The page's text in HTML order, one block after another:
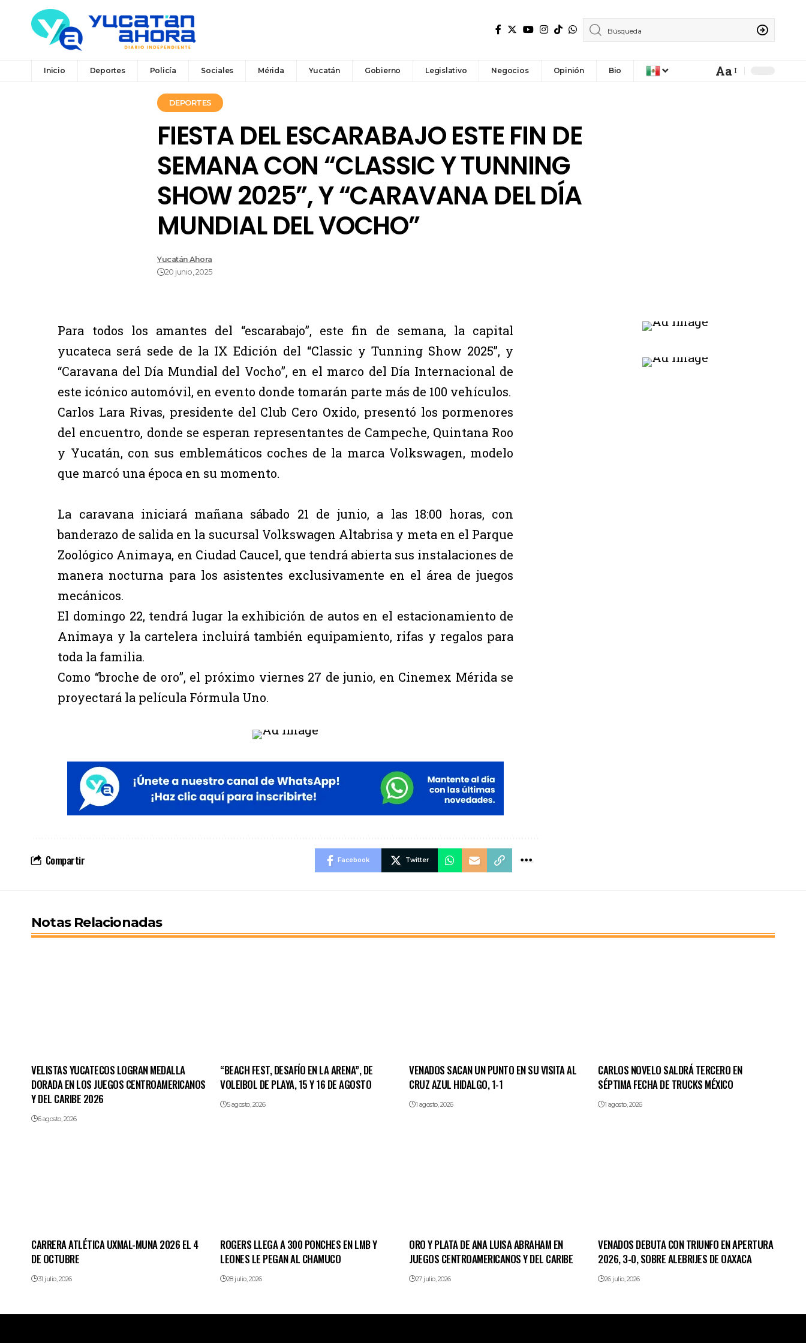
Inicio Deportes Policía Sociales Mérida Yucatán Gobierno Legislativo Negocios Opinión Bio Aa
DEPORTES
FIESTA DEL ESCARABAJO ESTE FIN DE
SEMANA CON “CLASSIC Y TUNNING
SHOW 2025”, Y “CARAVANA DEL DÍA
MUNDIAL DEL VOCHO”
Yucatán Ahora
20 junio, 2025
Para todos los amantes del “escarabajo”, este fin de semana, la capital
yucateca será sede de la IX Edición del “Classic y Tunning Show 2025”, y
“Caravana del Día Mundial del Vocho”, en el marco del Día Internacional de
este icónico automóvil, en evento donde tomarán parte más de 100 vehículos.
Carlos Lara Rivas, presidente del Club Cero Oxido, presentó los pormenores
del encuentro, donde se esperan representantes de Campeche, Quintana Roo
y Yucatán, con sus emblemáticos coches de la marca Volkswagen, modelo
que marcó una época en su momento.
La caravana iniciará mañana sábado 21 de junio, a las 18:00 horas, con
banderazo de salida en la sucursal Volkswagen Altabrisa y meta en el Parque
Zoológico Animaya, en Ciudad Caucel, que tendrá abierta sus instalaciones de
manera nocturna para los asistentes exclusivamente en el área de juegos
mecánicos.
El domingo 22, tendrá lugar la exhibición de autos en el estacionamiento de
Animaya y la cartelera incluirá también equipamiento, rifas y regalos para
toda la familia.
Como “broche de oro”, el próximo viernes 27 de junio, en Cinemex Mérida se
proyectará la película Fórmula Uno.
Compartir Facebook Twitter
Notas Relacionadas
VELISTAS YUCATECOS LOGRAN MEDALLA
DORADA EN LOS JUEGOS CENTROAMERICANOS
Y DEL CARIBE 2026
6 agosto, 2026
“BEACH FEST, DESAFÍO EN LA ARENA”, DE
VOLEIBOL DE PLAYA, 15 Y 16 DE AGOSTO
5 agosto, 2026
VENADOS SACAN UN PUNTO EN SU VISITA AL
CRUZ AZUL HIDALGO, 1-1
1 agosto, 2026
CARLOS NOVELO SALDRÁ TERCERO EN
SÉPTIMA FECHA DE TRUCKS MÉXICO
1 agosto, 2026
CARRERA ATLÉTICA UXMAL-MUNA 2026 EL 4
DE OCTUBRE
31 julio, 2026
ROGERS LLEGA A 300 PONCHES EN LMB Y
LEONES LE PEGAN AL CHAMUCO
28 julio, 2026
ORO Y PLATA DE ANA LUISA ABRAHAM EN
JUEGOS CENTROAMERICANOS Y DEL CARIBE
27 julio, 2026
VENADOS DEBUTA CON TRIUNFO EN APERTURA
2026, 3-0, SOBRE ALEBRIJES DE OAXACA
26 julio, 2026